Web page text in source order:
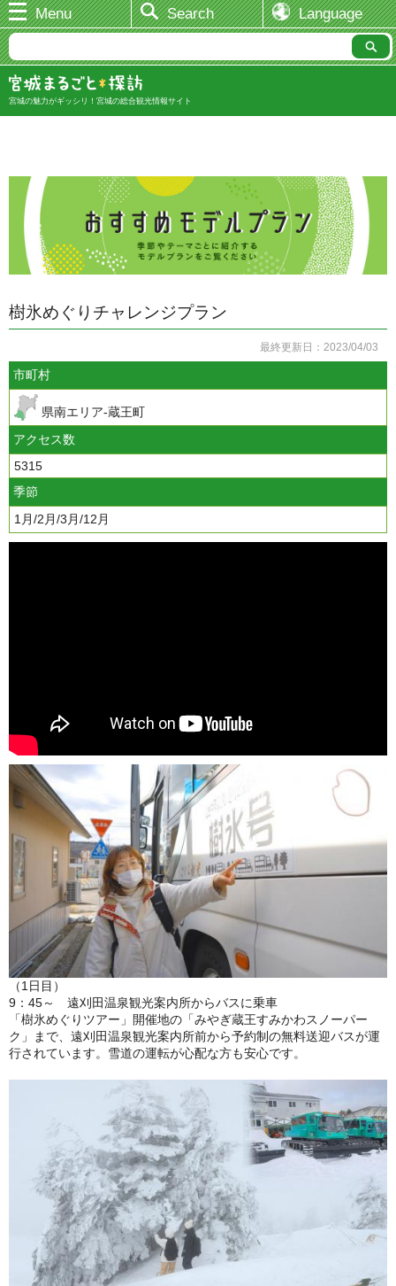
Menu Search Language
宮城の魅力がギッシリ！宮城の総合観光情報サイト
樹氷めぐりチャレンジプラン
最終更新日：2023/04/03
市町村
県南エリア-蔵王町
アクセス数
5315
季節
1月/2月/3月/12月
（1日目）
9：45～ 遠刈田温泉観光案内所からバスに乗車
「樹氷めぐりツアー」開催地の「みやぎ蔵王すみかわスノーパー
ク」まで、遠刈田温泉観光案内所前から予約制の無料送迎バスが運
行されています。雪道の運転が心配な方も安心です。